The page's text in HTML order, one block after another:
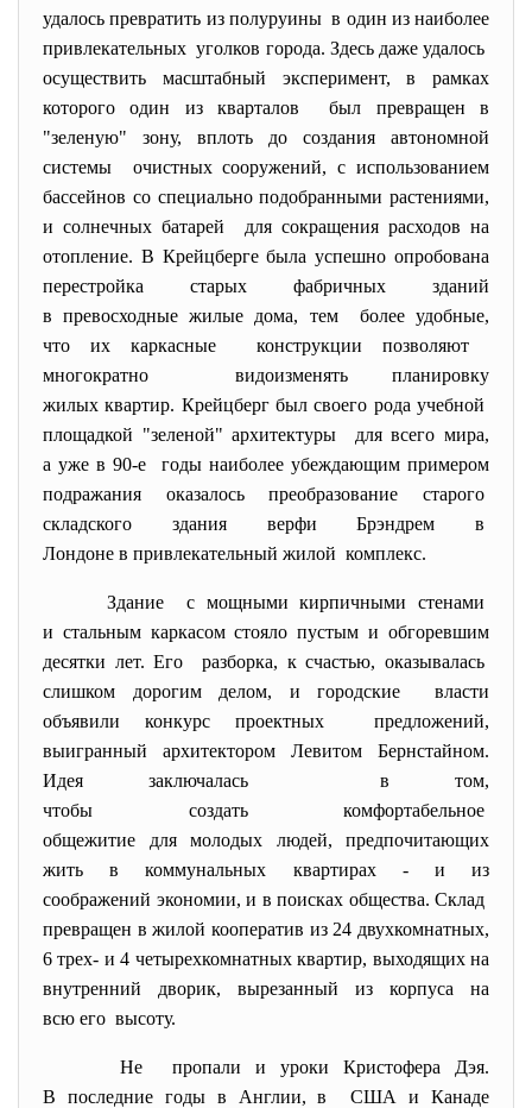
удалось превратить из полуруины в один из наиболее
привлекательных уголков города. Здесь даже удалось
осуществить масштабный эксперимент, в рамках
которого один из кварталов был превращен в
"зеленую" зону, вплоть до создания автономной
системы очистных сооружений, с использованием
бассейнов со специально подобранными растениями,
и солнечных батарей для сокращения расходов на
отопление. В Крейцберге была успешно опробована
перестройка старых фабричных зданий
в превосходные жилые дома, тем более удобные,
что их каркасные конструкции позволяют
многократно видоизменять планировку
жилых квартир. Крейцберг был своего рода учебной
площадкой "зеленой" архитектуры для всего мира,
а уже в 90-е годы наиболее убеждающим примером
подражания оказалось преобразование старого
складского здания верфи Брэндрем в
Лондоне в привлекательный жилой комплекс.
Здание с мощными кирпичными стенами
и стальным каркасом стояло пустым и обгоревшим
десятки лет. Его разборка, к счастью, оказывалась
слишком дорогим делом, и городские власти
объявили конкурс проектных предложений,
выигранный архитектором Левитом Бернстайном.
Идея заключалась в том,
чтобы создать комфортабельное
общежитие для молодых людей, предпочитающих
жить в коммунальных квартирах - и из
соображений экономии, и в поисках общества. Склад
превращен в жилой кооператив из 24 двухкомнатных,
6 трех- и 4 четырехкомнатных квартир, выходящих на
внутренний дворик, вырезанный из корпуса на
всю его высоту.
Не пропали и уроки Кристофера Дэя.
В последние годы в Англии, в США и Канаде